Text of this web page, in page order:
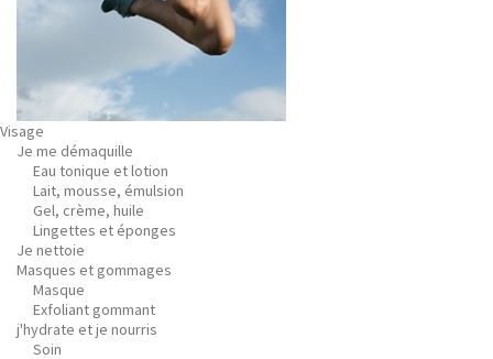
Visage
Je me démaquille
Eau tonique et lotion
Lait, mousse, émulsion
Gel, crème, huile
Lingettes et éponges
Je nettoie
Masques et gommages
Masque
Exfoliant gommant
j'hydrate et je nourris
Soin